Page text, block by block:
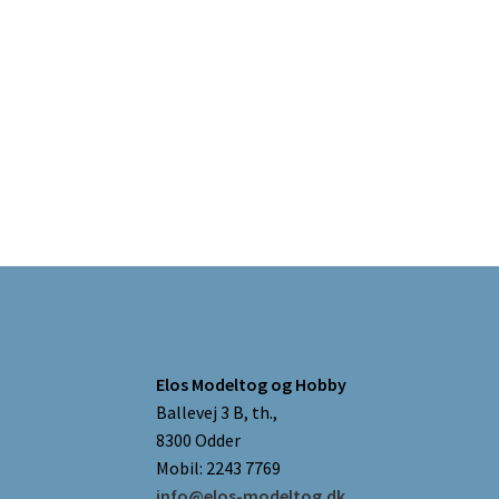
Elos Modeltog og Hobby
Ballevej 3 B, th.,
8300 Odder
Mobil: 2243 7769